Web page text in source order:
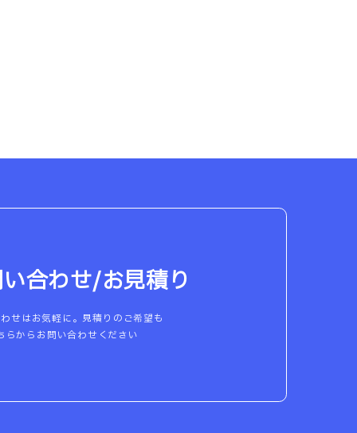
合わせ/お見積り
せはお気軽に。見積りのご希望も
らからお問い合わせください